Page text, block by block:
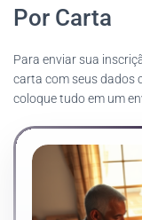
Por Carta
Para enviar sua
carta com seus dados
coloque tudo em um